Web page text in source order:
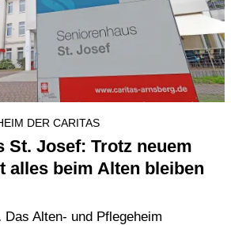
DER CARITAS
St. Josef: Trotz neuem
alles beim Alten bleiben
Das Alten- und Pflegeheim